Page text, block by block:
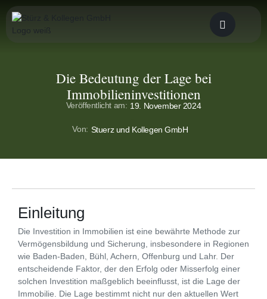
Die Bedeutung der Lage bei
Immobilieninvestitionen
Veröffentlicht am: 19. November 2024
Von: Stuerz und Kollegen GmbH
Einleitung
Die Investition in Immobilien ist eine bewährte Methode zur
Vermögensbildung und Sicherung, insbesondere in Regionen
wie Baden-Baden, Bühl, Achern, Offenburg und Lahr. Der
entscheidende Faktor, der den Erfolg oder Misserfolg einer
solchen Investition maßgeblich beeinflusst, ist die Lage der
Immobilie. Die Lage bestimmt nicht nur den aktuellen Wert